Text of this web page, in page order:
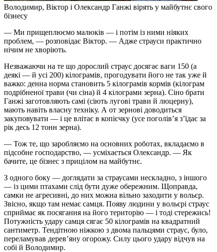
Володимир, Віктор і Олександр Ганжі вірять у майбутнє свого
бізнесу
— Ми прищеплюємо малюків — і потім із ними ніяких
проблем, — розповідає Віктор. — Адже страуси практично
нічим не хворіють.
Незважаючи на те що дорослий страус досягає ваги 150 (а
деякі — й усі 200) кілограмів, прогодувати його не так уже й
важко: денна норма становить 5 кілограмів кормів (кілограм
подрібненої трави (чи сіна) й 4 кілограми зерна). Сіно брати
Ганжі заготовляють самі (сіють лугові трави й люцерну),
мають навіть власну техніку. А от зернові доводиться
закуповувати — і це влітає в копієчку (усе поголів’я з’їдає за
рік десь 12 тонн зерна).
— Тож те, що заробляємо на основних роботах, вкладаємо в
підсобне господарство, — усміхається Олександр. — Як
бачите, це бізнес з прицілом на майбутнє.
З одного боку — доглядати за страусами нескладно, з іншого
— із цими птахами слід бути дуже обережним. Щоправда,
самки не агресивні, до них можна вільно заходити у вольєр.
Звісно, якщо там немає самця. Появу людини у вольєрі страус
сприймає як посягання на його територію — і тоді стережись!
Потужність удару самця сягає 50 кілограмів на квадратний
сантиметр. Тендітною ніжкою з двома пальцями страус, було,
переламував дерев’яну огорожу. Силу цього удару відчув на
собі й Володимир.